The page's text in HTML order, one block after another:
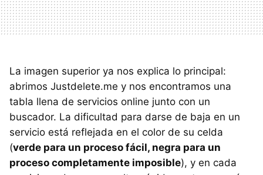
La imagen superior ya nos explica lo principal:
abrimos Justdelete.me y nos encontramos una
tabla llena de servicios online junto con un
buscador. La dificultad para darse de baja en un
servicio está reflejada en el color de su celda
(verde para un proceso fácil, negra para un
proceso completamente imposible), y en cada